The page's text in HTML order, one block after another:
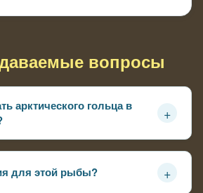
вопросы
арктического гольца в
+
для этой рыбы? +